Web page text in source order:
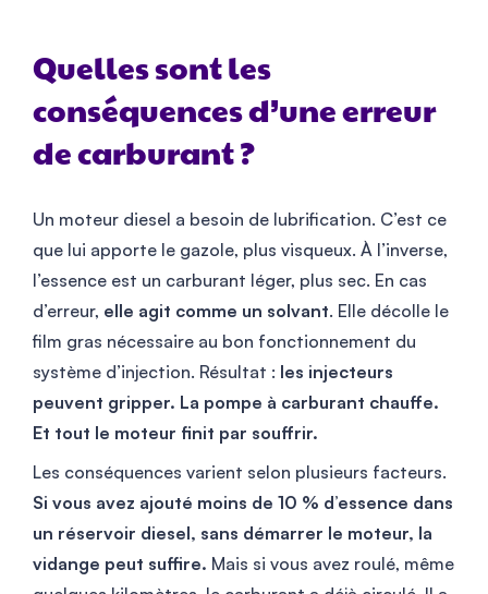
Quelles sont les
conséquences d’une erreur
de carburant ?
Un moteur diesel a besoin de lubrification. C’est ce
que lui apporte le gazole, plus visqueux. À l’inverse,
l’essence est un carburant léger, plus sec. En cas
d’erreur, elle agit comme un solvant. Elle décolle le
film gras nécessaire au bon fonctionnement du
système d’injection. Résultat : les injecteurs
peuvent gripper. La pompe à carburant chauffe.
Et tout le moteur finit par souffrir.
Les conséquences varient selon plusieurs facteurs.
Si vous avez ajouté moins de 10 % d’essence dans
un réservoir diesel, sans démarrer le moteur, la
vidange peut suffire. Mais si vous avez roulé, même